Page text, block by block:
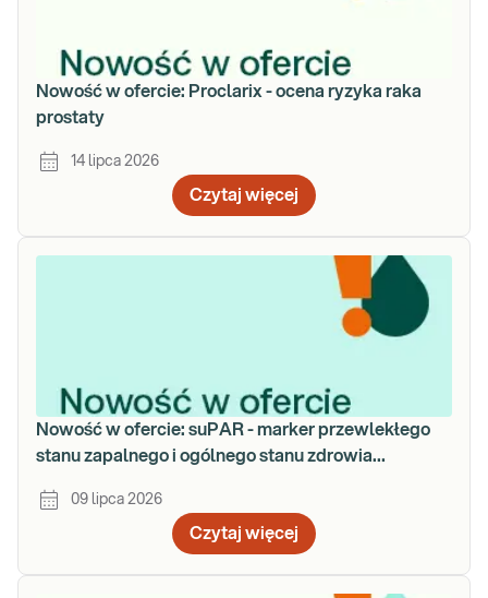
Nowość w ofercie: Proclarix - ocena ryzyka raka
prostaty
14 lipca 2026
Czytaj więcej
Nowość w ofercie: suPAR - marker przewlekłego
stanu zapalnego i ogólnego stanu zdrowia
09 lipca 2026
Czytaj więcej